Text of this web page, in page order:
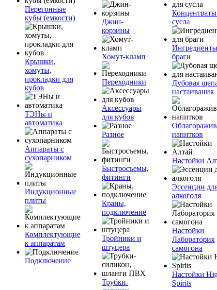
Перегонные
кубы (емкости)
Крышки,
хомуты,
прокладки для
кубов
ТЭНы и
автоматика
Аппараты с
сухопарником
Индукционные
плиты
Комплектующие
к аппаратам
Подключение
Джин-
корзины
Хомут-кламп
Переходники
Аксессуары
для кубов
Разное
Быстросъемы,
фитинги
Краны,
подключение
Тройники и
штуцера
Трубки-
сусла
браги
Дубовая
настаивания
напитков
Настойки
Эссенции
алкоголя
Настойки
Лаборатория
самогона
Настойки
Spirits